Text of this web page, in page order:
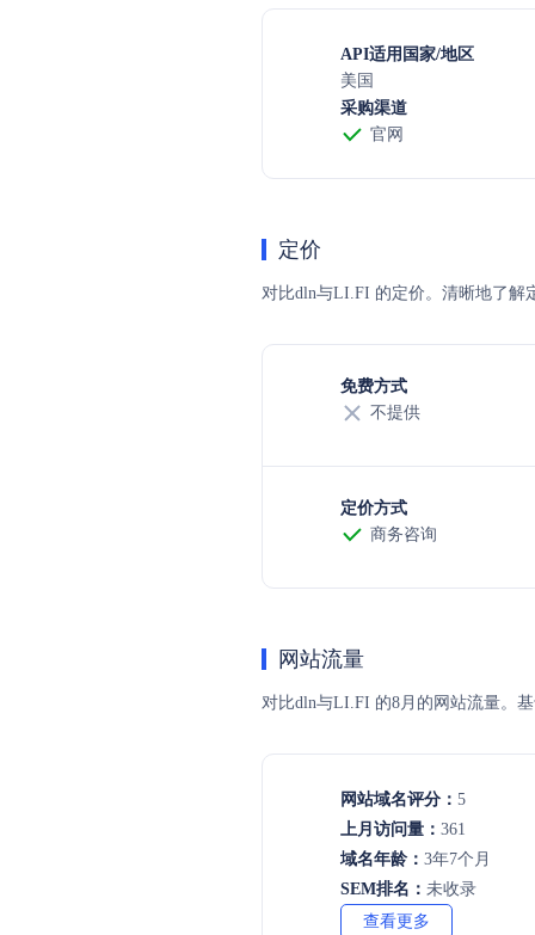
API适用国家/地区
美国
采购渠道
官网
定价
对比dln与LI.FI 的定价。清晰地了解
免费方式
不提供
定价方式
商务咨询
网站流量
对比dln与LI.FI 的8月的网站流量。
网站域名评分： 5
上月访问量： 361
域名年龄： 3年7个月
SEM排名： 未收录
查看更多